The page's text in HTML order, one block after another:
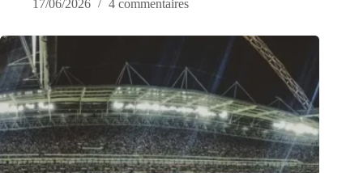
17/06/2026 4 commentaires